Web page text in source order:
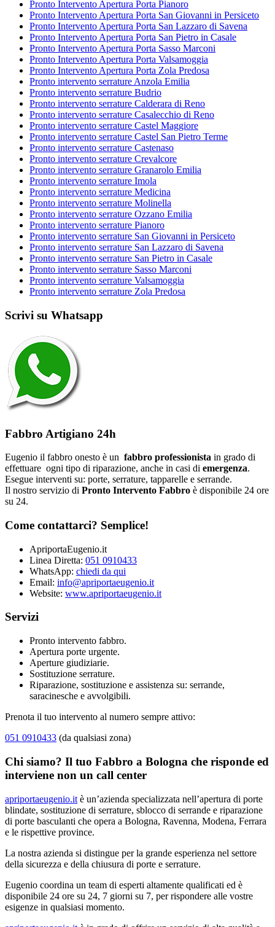
Pronto Intervento Apertura Porta Pianoro
Pronto Intervento Apertura Porta San Giovanni in Persiceto
Pronto Intervento Apertura Porta San Lazzaro di Savena
Pronto Intervento Apertura Porta San Pietro in Casale
Pronto Intervento Apertura Porta Sasso Marconi
Pronto Intervento Apertura Porta Valsamoggia
Pronto Intervento Apertura Porta Zola Predosa
Pronto intervento serrature Anzola Emilia
Pronto intervento serrature Budrio
Pronto intervento serrature Calderara di Reno
Pronto intervento serrature Casalecchio di Reno
Pronto intervento serrature Castel Maggiore
Pronto intervento serrature Castel San Pietro Terme
Pronto intervento serrature Castenaso
Pronto intervento serrature Crevalcore
Pronto intervento serrature Granarolo Emilia
Pronto intervento serrature Imola
Pronto intervento serrature Medicina
Pronto intervento serrature Molinella
Pronto intervento serrature Ozzano Emilia
Pronto intervento serrature Pianoro
Pronto intervento serrature San Giovanni in Persiceto
Pronto intervento serrature San Lazzaro di Savena
Pronto intervento serrature San Pietro in Casale
Pronto intervento serrature Sasso Marconi
Pronto intervento serrature Valsamoggia
Pronto intervento serrature Zola Predosa
Scrivi su Whatsapp
Fabbro Artigiano 24h
Eugenio il fabbro onesto è un fabbro professionista in grado di
effettuare ogni tipo di riparazione, anche in casi di emergenza.
Esegue interventi su: porte, serrature, tapparelle e serrande.
Il nostro servizio di Pronto Intervento Fabbro è disponibile 24 ore
su 24.
Come contattarci? Semplice!
ApriportaEugenio.it
Linea Diretta: 051 0910433
WhatsApp: chiedi da qui
Email: info@apriportaeugenio.it
Website: www.apriportaeugenio.it
Servizi
Pronto intervento fabbro.
Apertura porte urgente.
Aperture giudiziarie.
Sostituzione serrature.
Riparazione, sostituzione e assistenza su: serrande,
saracinesche e avvolgibili.
Prenota il tuo intervento al numero sempre attivo:
051 0910433 (da qualsiasi zona)
Chi siamo? Il tuo Fabbro a Bologna che risponde ed
interviene non un call center
apriportaeugenio.it è un’azienda specializzata nell’apertura di porte
blindate, sostituzione di serrature, sblocco di serrande e riparazione
di porte basculanti che opera a Bologna, Ravenna, Modena, Ferrara
e le rispettive province.
La nostra azienda si distingue per la grande esperienza nel settore
della sicurezza e della chiusura di porte e serrature.
Eugenio coordina un team di esperti altamente qualificati ed è
disponibile 24 ore su 24, 7 giorni su 7, per rispondere alle vostre
esigenze in qualsiasi momento.